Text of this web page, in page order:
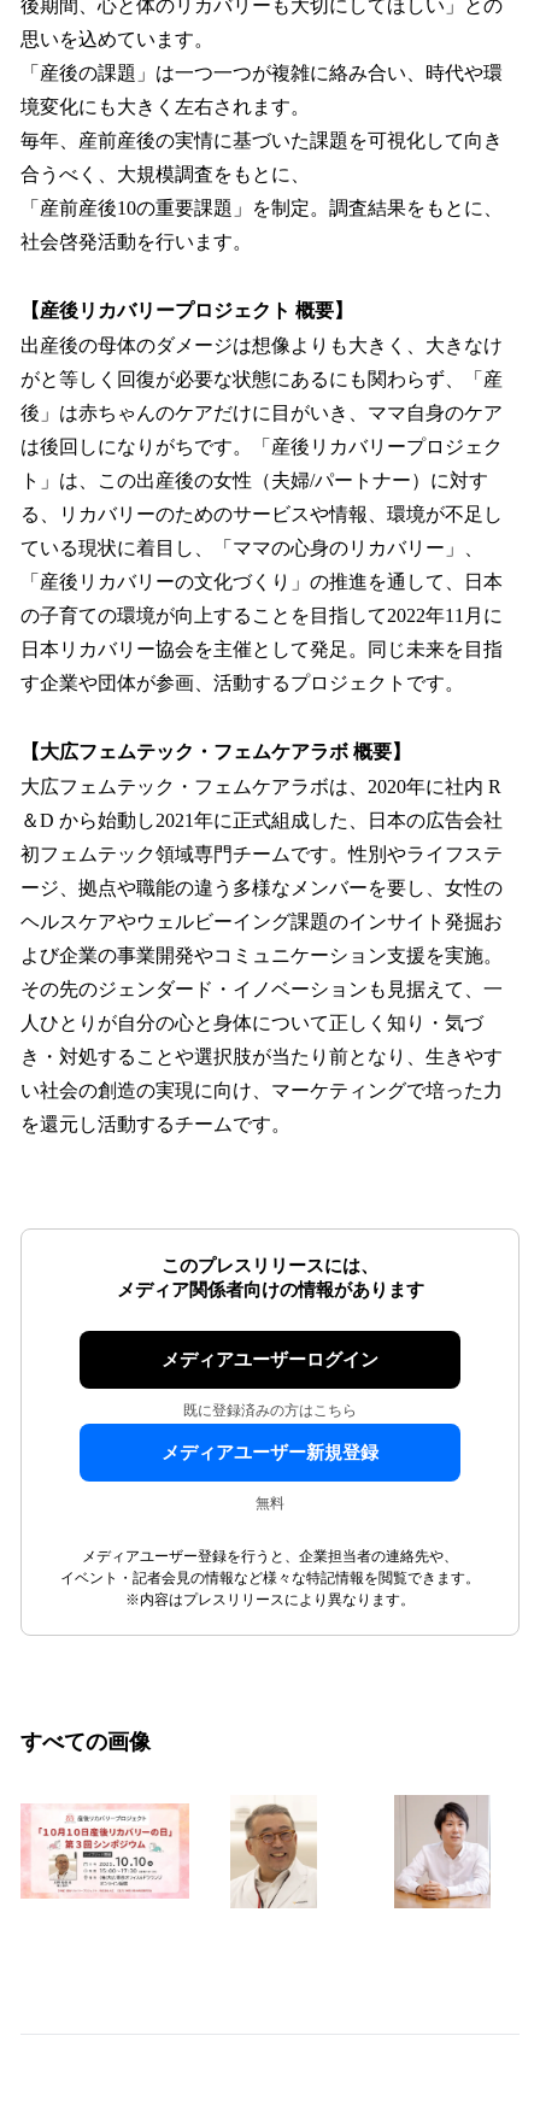
後期間、心と体のリカバリーも大切にしてほしい」との
思いを込めています。
「産後の課題」は一つ一つが複雑に絡み合い、時代や環
境変化にも大きく左右されます。
毎年、産前産後の実情に基づいた課題を可視化して向き
合うべく、大規模調査をもとに、
「産前産後10の重要課題」を制定。調査結果をもとに、
社会啓発活動を行います。
【産後リカバリープロジェクト 概要】
出産後の母体のダメージは想像よりも大きく、大きなけ
がと等しく回復が必要な状態にあるにも関わらず、「産
後」は赤ちゃんのケアだけに目がいき、ママ自身のケア
は後回しになりがちです。「産後リカバリープロジェク
ト」は、この出産後の女性（夫婦/パートナー）に対す
る、リカバリーのためのサービスや情報、環境が不足し
ている現状に着目し、「ママの心身のリカバリー」、
「産後リカバリーの文化づくり」の推進を通して、日本
の子育ての環境が向上することを目指して2022年11月に
日本リカバリー協会を主催として発足。同じ未来を目指
す企業や団体が参画、活動するプロジェクトです。
【大広フェムテック・フェムケアラボ 概要】
大広フェムテック・フェムケアラボは、2020年に社内 R
＆D から始動し2021年に正式組成した、日本の広告会社
初フェムテック領域専門チームです。性別やライフステ
ージ、拠点や職能の違う多様なメンバーを要し、女性の
ヘルスケアやウェルビーイング課題のインサイト発掘お
よび企業の事業開発やコミュニケーション支援を実施。
その先のジェンダード・イノベーションも見据えて、一
人ひとりが自分の心と身体について正しく知り・気づ
き・対処することや選択肢が当たり前となり、生きやす
い社会の創造の実現に向け、マーケティングで培った力
を還元し活動するチームです。
このプレスリリースには、
メディア関係者向けの情報があります
メディアユーザーログイン
既に登録済みの方はこちら
メディアユーザー新規登録
無料
メディアユーザー登録を行うと、企業担当者の連絡先や、
イベント・記者会見の情報など様々な特記情報を閲覧できます。
※内容はプレスリリースにより異なります。
すべての画像